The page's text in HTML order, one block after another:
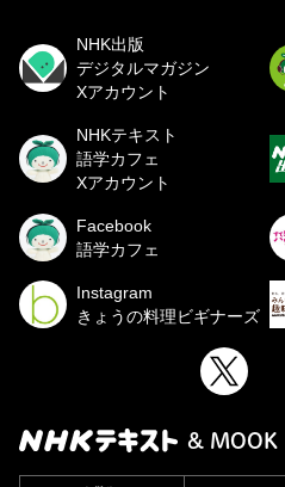
NHK出版
デジタルマガジン
Xアカウント
NHKテキスト
語学カフェ
Xアカウント
Facebook
語学カフェ
Instagram
きょうの料理ビギナーズ
& MOOK